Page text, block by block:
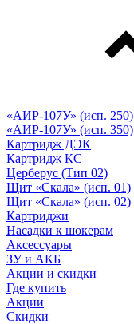
«АИР-107У» (исп. 250)
«АИР-107У» (исп. 350)
Картридж ДЭК
Картридж КС
Церберус (Тип 02)
Щит «Скала» (исп. 01)
Щит «Скала» (исп. 02)
Картриджи
Насадки к шокерам
Аксессуары
ЗУ и АКБ
Акции и скидки
Где купить
Акции
Скидки